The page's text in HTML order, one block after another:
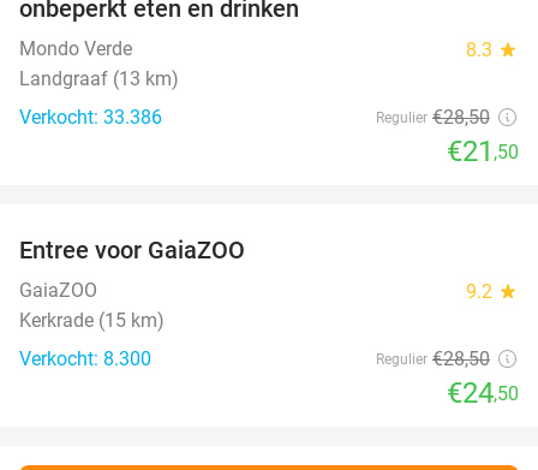
onbeperkt eten en drinken
Mondo Verde 8.3 star
Landgraaf (13 km)
Verkocht: 33.386
Regulier €28,50
€21 ,50
Entree voor GaiaZOO
GaiaZOO 9.2 star
Kerkrade (15 km)
Verkocht: 8.300
Regulier €28,50
€24,50